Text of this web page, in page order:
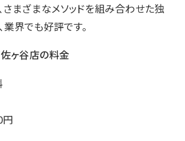
さまざまなメソッドを組み合わせた独
業界でも好評です。
ヶ谷店の料金